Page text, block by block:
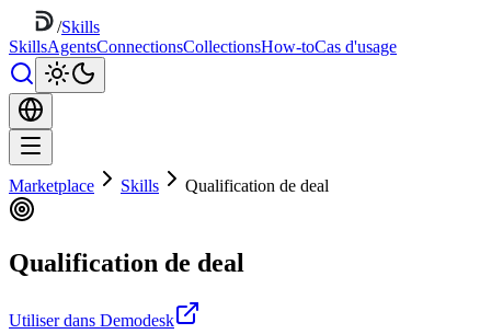
/Skills
SkillsAgentsConnectionsCollectionsHow-toCas d'usage
Marketplace Skills Qualification de deal
Qualification de deal
Utiliser dans Demodesk